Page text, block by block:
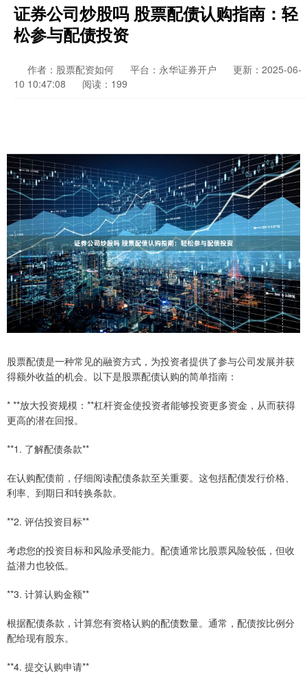
证券公司炒股吗 股票配债认购指南：轻
松参与配债投资
作者：股票配资如何 平台：永华证券开户
更新：2025-06-
10 10:47:08
阅读：199
股票配债是一种常见的融资方式，为投资者提供了参与公司发展并获
得额外收益的机会。以下是股票配债认购的简单指南：
* **放大投资规模：**杠杆资金使投资者能够投资更多资金，从而获得
更高的潜在回报。
**1. 了解配债条款**
在认购配债前，仔细阅读配债条款至关重要。这包括配债发行价格、
利率、到期日和转换条款。
**2. 评估投资目标**
考虑您的投资目标和风险承受能力。配债通常比股票风险较低，但收
益潜力也较低。
**3. 计算认购金额**
根据配债条款，计算您有资格认购的配债数量。通常，配债按比例分
配给现有股东。
**4. 提交认购申请**